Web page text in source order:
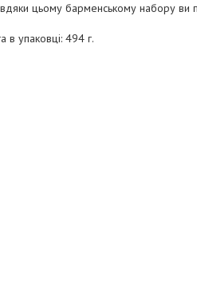
цьому барменському набору ви
в упаковці: 494 г.